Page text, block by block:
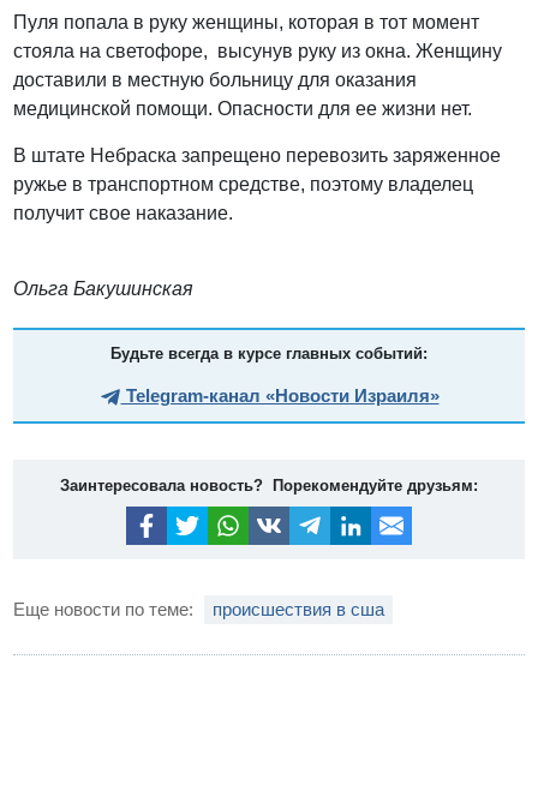
Пуля попала в руку женщины, которая в тот момент
стояла на светофоре, высунув руку из окна. Женщину
доставили в местную больницу для оказания
медицинской помощи. Опасности для ее жизни нет.
В штате Небраска запрещено перевозить заряженное
ружье в транспортном средстве, поэтому владелец
получит свое наказание.
Ольга Бакушинская
Будьте всегда в курсе главных событий:
Telegram-канал «Новости Израиля»
Заинтересовала новость? Порекомендуйте друзьям:
Еще новости по теме: происшествия в сша